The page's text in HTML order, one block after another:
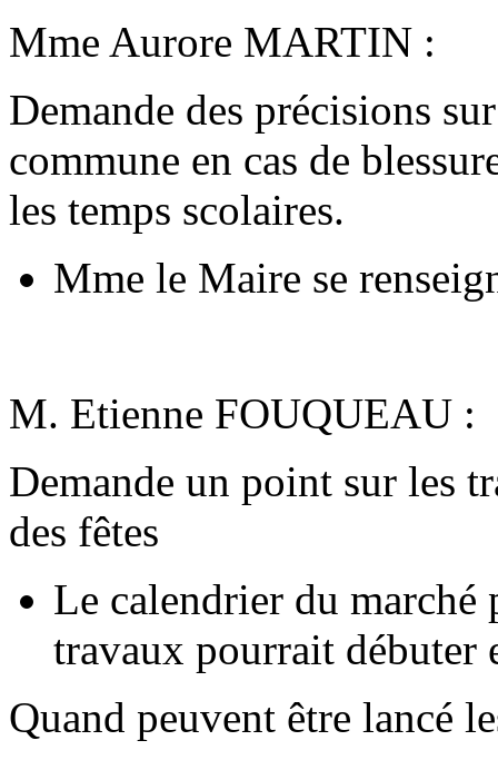
Mme Aurore MARTIN :
Demande des précisions
commune en cas de
les temps scolaires.
Mme le Maire se
M. Etienne FOUQUEAU :
Demande un point sur les
des fêtes
Le calendrier du marché
travaux pourrait débuter
Quand peuvent être lancé